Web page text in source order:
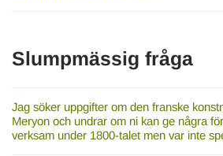
Slumpmässig fråga
Jag söker uppgifter om den franske
Meryon och undrar om ni kan ge några
verksam under 1800-talet men var inte